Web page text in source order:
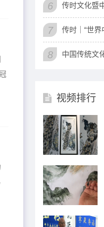
6
7
8
视频排行